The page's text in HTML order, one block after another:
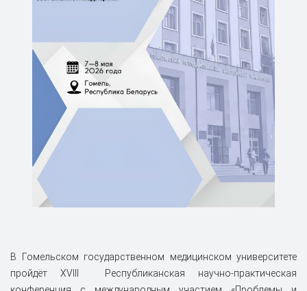
В Гомельском государственном медицинском университете
пройдёт XVIII Республиканская научно-практическая